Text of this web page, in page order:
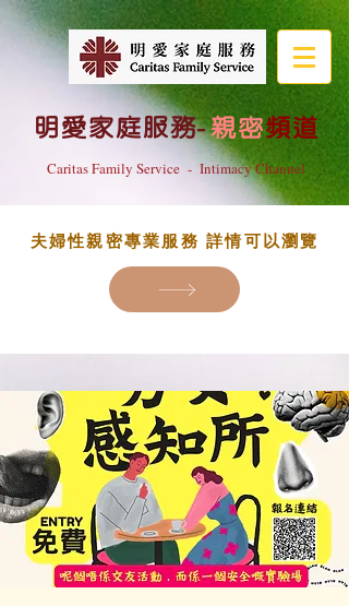
明愛家庭服務-親密頻道
Caritas Family Service - Intimacy Channel
夫婦性親密專業服務 詳情可以瀏覽